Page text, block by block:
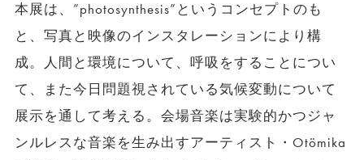
本展は、”photosynthesis”というコンセプトのも
と、写真と映像のインスタレーションにより構
成。人間と環境について、呼吸をすることについ
て、また今日問題視されている気候変動について
展示を通して考える。会場音楽は実験的かつジャ
ンルレスな音楽を生み出すアーティスト・Otömika